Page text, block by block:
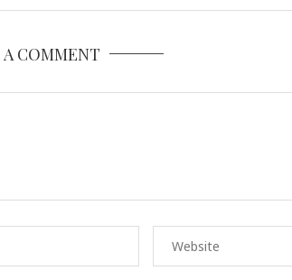
A COMMENT